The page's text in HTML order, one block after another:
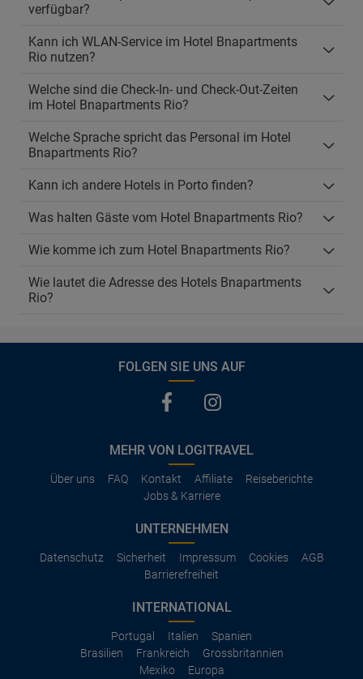
verfügbar?
Kann ich WLAN-Service im Hotel Bnapartments
Rio nutzen?
Welche sind die Check-In- und Check-Out-Zeiten
im Hotel Bnapartments Rio?
Welche Sprache spricht das Personal im Hotel
Bnapartments Rio?
Kann ich andere Hotels in Porto finden?
Was halten Gäste vom Hotel Bnapartments Rio?
Wie komme ich zum Hotel Bnapartments Rio?
Wie lautet die Adresse des Hotels Bnapartments
Rio?
FOLGEN SIE UNS AUF
MEHR VON LOGITRAVEL
Über uns FAQ Kontakt Affiliate
Reiseberichte
Jobs & Karriere
UNTERNEHMEN
Datenschutz Sicherheit Impressum Cookies
AGB
Barrierefreiheit
INTERNATIONAL
Portugal Italien
Spanien
Brasilien
Frankreich
Grossbritannien
Mexiko
Europa